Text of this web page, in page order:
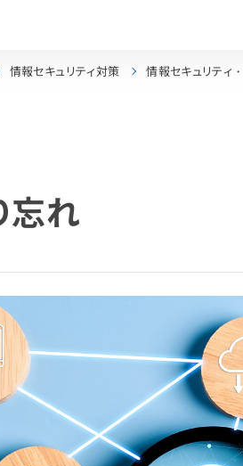
情報セキュリティ対策 情報セキュリティ
忘れ